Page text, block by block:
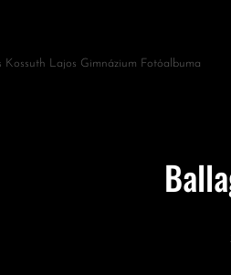
Kossuth Lajos Gimnázium Fotóalbuma